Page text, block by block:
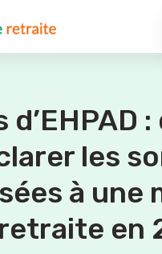
d’EHPAD
les
à une
en